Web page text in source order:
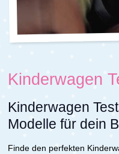
Kinderwagen
Kinderwagen
Modelle für dein
Finde den perfekten